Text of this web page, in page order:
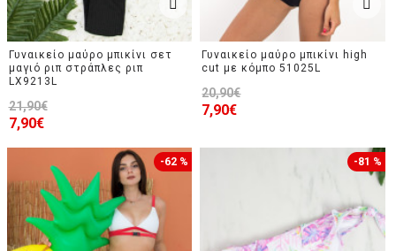
Γυναικείο μαύρο μπικίνι σετ
μαγιό ριπ στράπλες ριπ
LX9213L
7,90€
21,90€
Γυναικείο μαύρο μπικίνι high
cut με κόμπο 51025L
7,90€
20,90€
-62 % -81 %